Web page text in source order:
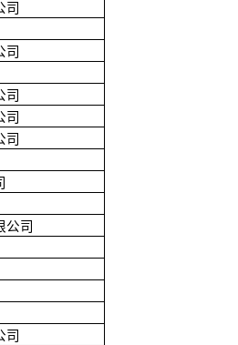
司
司
司
司
司
公司
司